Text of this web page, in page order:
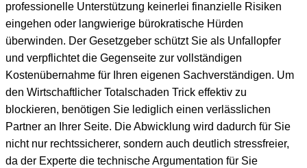
professionelle Unterstützung keinerlei finanzielle Risiken
eingehen oder langwierige bürokratische Hürden
überwinden. Der Gesetzgeber schützt Sie als Unfallopfer
und verpflichtet die Gegenseite zur vollständigen
Kostenübernahme für Ihren eigenen Sachverständigen. Um
den Wirtschaftlicher Totalschaden Trick effektiv zu
blockieren, benötigen Sie lediglich einen verlässlichen
Partner an Ihrer Seite. Die Abwicklung wird dadurch für Sie
nicht nur rechtssicherer, sondern auch deutlich stressfreier,
da der Experte die technische Argumentation für Sie